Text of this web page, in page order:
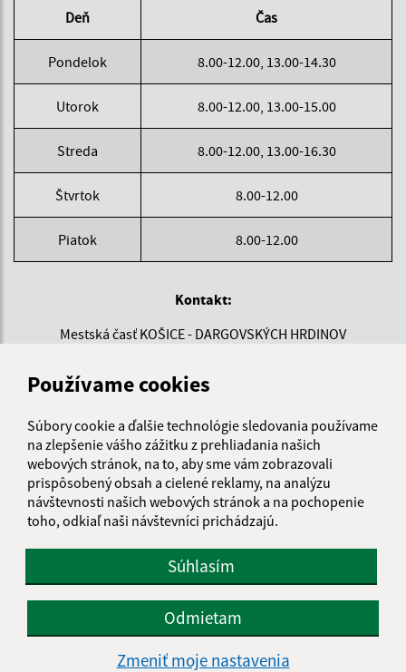
Používame cookies
Súbory cookie a ďalšie technológie sledovania používame
na zlepšenie vášho zážitku z prehliadania našich
webových stránok, na to, aby sme vám zobrazovali
prispôsobený obsah a cielené reklamy, na analýzu
návštevnosti našich webových stránok a na pochopenie
toho, odkiaľ naši návštevníci prichádzajú.
Súhlasím
Odmietam
Zmeniť moje nastavenia
Deň Čas
Pondelok 8.00-12.00, 13.00-14.30
Utorok 8.00-12.00, 13.00-15.00
Streda 8.00-12.00, 13.00-16.30
Štvrtok 8.00-12.00
Piatok 8.00-12.00
Kontakt:
Mestská časť KOŠICE - DARGOVSKÝCH HRDINOV
040 22 Košice
+421 55 300 90 01
IČO: 00690988